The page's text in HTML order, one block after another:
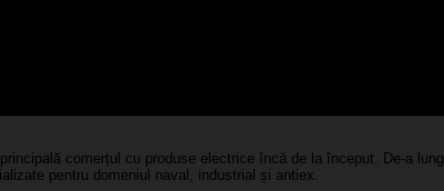
comerțul cu produse electrice încă de la început. De-a
pentru domeniul naval, industrial și antiex.